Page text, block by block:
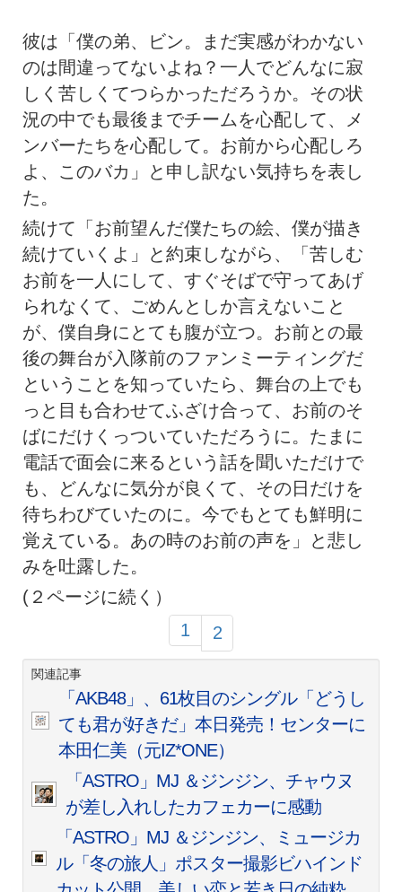
彼は「僕の弟、ビン。まだ実感がわかない
のは間違ってないよね？一人でどんなに寂
しく苦しくてつらかっただろうか。その状
況の中でも最後までチームを心配して、メ
ンバーたちを心配して。お前から心配しろ
よ、このバカ」と申し訳ない気持ちを表し
た。
続けて「お前望んだ僕たちの絵、僕が描き
続けていくよ」と約束しながら、「苦しむ
お前を一人にして、すぐそばで守ってあげ
られなくて、ごめんとしか言えないこと
が、僕自身にとても腹が立つ。お前との最
後の舞台が入隊前のファンミーティングだ
ということを知っていたら、舞台の上でも
っと目も合わせてふざけ合って、お前のそ
ばにだけくっついていただろうに。たまに
電話で面会に来るという話を聞いただけで
も、どんなに気分が良くて、その日だけを
待ちわびていたのに。今でもとても鮮明に
覚えている。あの時のお前の声を」と悲し
みを吐露した。
(２ページに続く）
1
2
関連記事
「AKB48」、61枚目のシングル「どうし
ても君が好きだ」本日発売！センターに
本田仁美（元IZ*ONE）
「ASTRO」MJ ＆ジンジン、チャウヌ
が差し入れしたカフェカーに感動
「ASTRO」MJ ＆ジンジン、ミュージカ
ル「冬の旅人」ポスター撮影ビハインド